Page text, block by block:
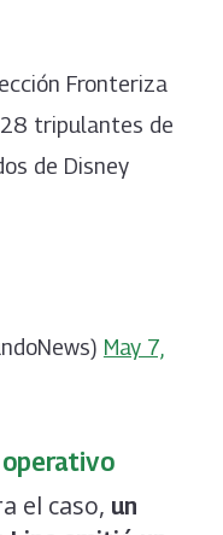
Fronteriza
tripulantes de
de Disney
May 7,
el caso, un